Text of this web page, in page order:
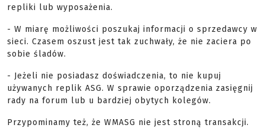
repliki lub wyposażenia.
- W miarę możliwości poszukaj informacji o sprzedawcy w
sieci. Czasem oszust jest tak zuchwały, że nie zaciera po
sobie śladów.
- Jeżeli nie posiadasz doświadczenia, to nie kupuj
używanych replik ASG. W sprawie oporządzenia zasięgnij
rady na forum lub u bardziej obytych kolegów.
Przypominamy też, że WMASG nie jest stroną transakcji.